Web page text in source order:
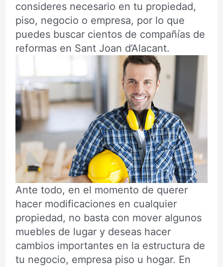
consideres necesario en tu propiedad,
piso, negocio o empresa, por lo que
puedes buscar cientos de compañías de
reformas en Sant Joan d’Alacant.
Ante todo, en el momento de querer
hacer modificaciones en cualquier
propiedad, no basta con mover algunos
muebles de lugar y deseas hacer
cambios importantes en la estructura de
tu negocio, empresa piso u hogar. En